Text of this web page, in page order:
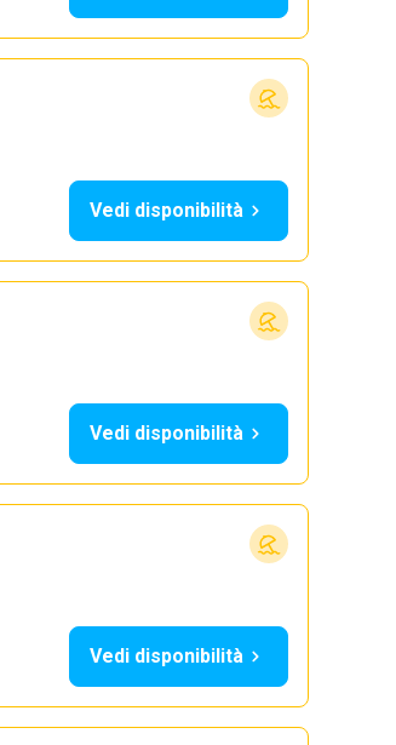
Vedi disponibilità
Vedi disponibilità
Vedi disponibilità